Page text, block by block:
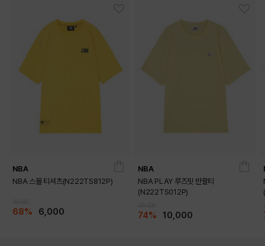
DETAILS
NBA
NBA 스몰 티셔츠(N222TS812P)
68% 6,000
NBA
NBA PLAY 루즈핏 반팔티
(N222TS012P)
74% 10,000